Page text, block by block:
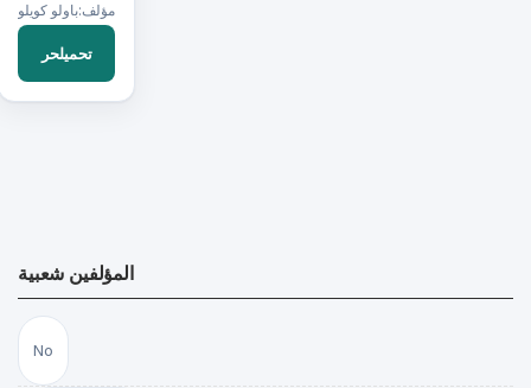
مؤلف:باولو كويلو
تحميلحر
المؤلفين شعبية
No